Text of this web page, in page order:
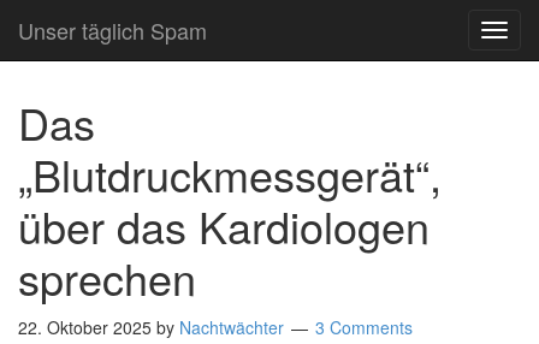
Unser täglich Spam
Das
„Blutdruckmessgerät“,
über das Kardiologen
sprechen
22. Oktober 2025 by Nachtwächter 3 Comments